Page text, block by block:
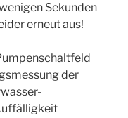
Sekunden
erneut aus!
der